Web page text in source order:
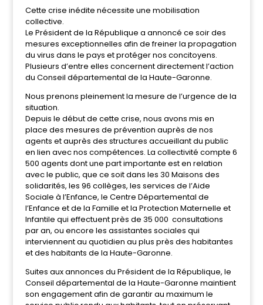
Cette crise inédite nécessite une mobilisation
collective.
Le Président de la République a annoncé ce soir des
mesures exceptionnelles afin de freiner la propagation
du virus dans le pays et protéger nos concitoyens.
Plusieurs d’entre elles concernent directement l’action
du Conseil départemental de la Haute-Garonne.
Nous prenons pleinement la mesure de l’urgence de la
situation.
Depuis le début de cette crise, nous avons mis en
place des mesures de prévention auprès de nos
agents et auprès des structures accueillant du public
en lien avec nos compétences. La collectivité compte 6
500 agents dont une part importante est en relation
avec le public, que ce soit dans les 30 Maisons des
solidarités, les 96 collèges, les services de l’Aide
Sociale à l’Enfance, le Centre Départemental de
l’Enfance et de la Famille et la Protection Maternelle et
Infantile qui effectuent près de 35 000 consultations
par an, ou encore les assistantes sociales qui
interviennent au quotidien au plus près des habitantes
et des habitants de la Haute-Garonne.
Suites aux annonces du Président de la République, le
Conseil départemental de la Haute-Garonne maintient
son engagement afin de garantir au maximum le